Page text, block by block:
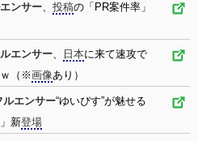
ンサー、 投稿の「PR案件率」
エンサー、 日本に来て速攻で
ｗ（※画像あり）
ルエンサー“ゆいぴす”が魅せる
新登場